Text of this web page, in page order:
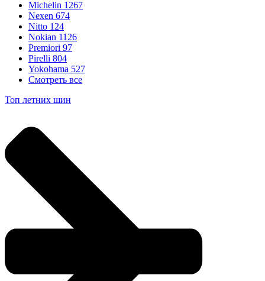
Michelin 1267
Nexen 674
Nitto 124
Nokian 1126
Premiori 97
Pirelli 804
Yokohama 527
Смотреть все
Топ летних шин